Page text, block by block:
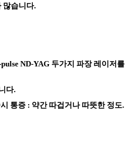
많습니다.
ND-YAG 두가지 파장 레이저를
다.
통증 : 약간 따겁거나 따뜻한 정도.